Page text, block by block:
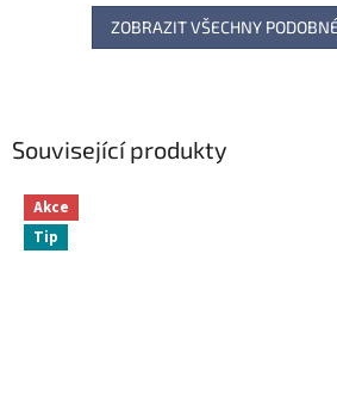
Související produkty
Akce
Tip
ZOBRAZIT VŠECHNY